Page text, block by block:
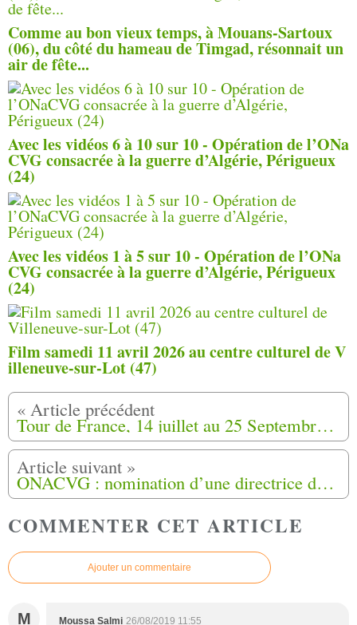
Comme au bon vieux temps, à Mouans-Sartoux
(06), du côté du hameau de Timgad, résonnait un
air de fête...
Avec les vidéos 6 à 10 sur 10 - Opération de l’ONa
CVG consacrée à la guerre d’Algérie, Périgueux
(24)
Avec les vidéos 1 à 5 sur 10 - Opération de l’ONa
CVG consacrée à la guerre d’Algérie, Périgueux
(24)
Film samedi 11 avril 2026 au centre culturel de V
illeneuve-sur-Lot (47)
Tour de France, 14 juillet au 25 Septembre 2019, Marche de la fierté Harki (11)
ONACVG : nomination d’une directrice de projet dédiée aux Harkis
COMMENTER CET ARTICLE
Ajouter un commentaire
M Moussa Salmi 26/08/2019 11:55